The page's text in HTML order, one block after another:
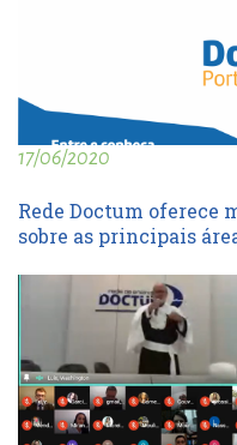
17/06/2020
Rede Doctum oferece
sobre as principais